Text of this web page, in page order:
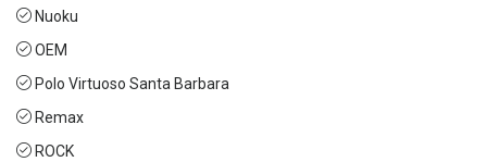
Nuoku
OEM
Polo Virtuoso Santa Barbara
Remax
ROCK